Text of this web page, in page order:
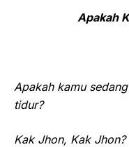
Apakah
Apakah kamu
tidur?
Kak Jhon, Kak Jhon?